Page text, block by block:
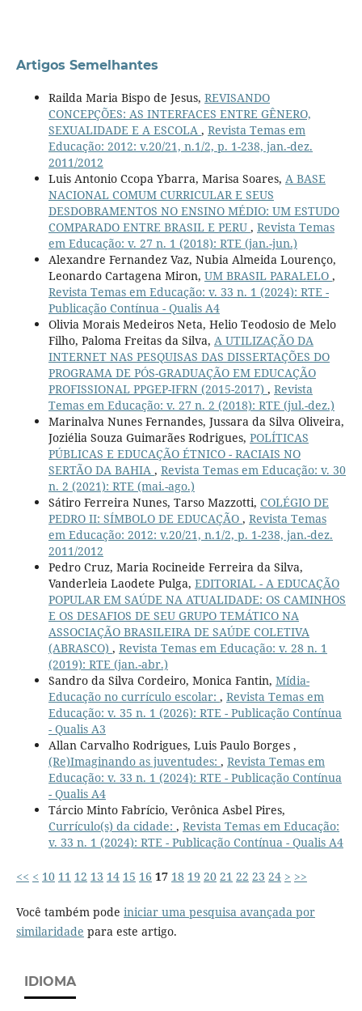
Artigos Semelhantes
Railda Maria Bispo de Jesus, REVISANDO
CONCEPÇÕES: AS INTERFACES ENTRE GÊNERO,
SEXUALIDADE E A ESCOLA , Revista Temas em
Educação: 2012: v.20/21, n.1/2, p. 1-238, jan.-dez.
2011/2012
Luis Antonio Ccopa Ybarra, Marisa Soares, A BASE
NACIONAL COMUM CURRICULAR E SEUS
DESDOBRAMENTOS NO ENSINO MÉDIO: UM ESTUDO
COMPARADO ENTRE BRASIL E PERU , Revista Temas
em Educação: v. 27 n. 1 (2018): RTE (jan.-jun.)
Alexandre Fernandez Vaz, Nubia Almeida Lourenço,
Leonardo Cartagena Miron, UM BRASIL PARALELO ,
Revista Temas em Educação: v. 33 n. 1 (2024): RTE -
Publicação Contínua - Qualis A4
Olivia Morais Medeiros Neta, Helio Teodosio de Melo
Filho, Paloma Freitas da Silva, A UTILIZAÇÃO DA
INTERNET NAS PESQUISAS DAS DISSERTAÇÕES DO
PROGRAMA DE PÓS-GRADUAÇÃO EM EDUCAÇÃO
PROFISSIONAL PPGEP-IFRN (2015-2017) , Revista
Temas em Educação: v. 27 n. 2 (2018): RTE (jul.-dez.)
Marinalva Nunes Fernandes, Jussara da Silva Oliveira,
Joziélia Souza Guimarães Rodrigues, POLÍTICAS
PÚBLICAS E EDUCAÇÃO ÉTNICO - RACIAIS NO
SERTÃO DA BAHIA , Revista Temas em Educação: v. 30
n. 2 (2021): RTE (mai.-ago.)
Sátiro Ferreira Nunes, Tarso Mazzotti, COLÉGIO DE
PEDRO II: SÍMBOLO DE EDUCAÇÃO , Revista Temas
em Educação: 2012: v.20/21, n.1/2, p. 1-238, jan.-dez.
2011/2012
Pedro Cruz, Maria Rocineide Ferreira da Silva,
Vanderleia Laodete Pulga, EDITORIAL - A EDUCAÇÃO
POPULAR EM SAÚDE NA ATUALIDADE: OS CAMINHOS
E OS DESAFIOS DE SEU GRUPO TEMÁTICO NA
ASSOCIAÇÃO BRASILEIRA DE SAÚDE COLETIVA
(ABRASCO) , Revista Temas em Educação: v. 28 n. 1
(2019): RTE (jan.-abr.)
Sandro da Silva Cordeiro, Monica Fantin, Mídia-
Educação no currículo escolar: , Revista Temas em
Educação: v. 35 n. 1 (2026): RTE - Publicação Contínua
- Qualis A3
Allan Carvalho Rodrigues, Luis Paulo Borges ,
(Re)Imaginando as juventudes: , Revista Temas em
Educação: v. 33 n. 1 (2024): RTE - Publicação Contínua
- Qualis A4
Tárcio Minto Fabrício, Verônica Asbel Pires,
Currículo(s) da cidade: , Revista Temas em Educação:
v. 33 n. 1 (2024): RTE - Publicação Contínua - Qualis A4
<< < 10 11 12 13 14 15 16 17 18 19 20 21 22 23 24 > >>
Você também pode iniciar uma pesquisa avançada por
similaridade para este artigo.
IDIOMA